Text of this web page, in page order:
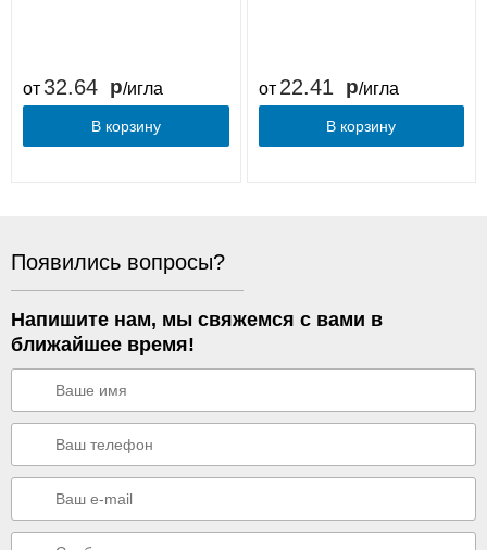
от 32.64 /игла
В корзину
от 22.41 /игла
В корзину
Появились вопросы?
Напишите нам, мы свяжемся с вами в
ближайшее время!